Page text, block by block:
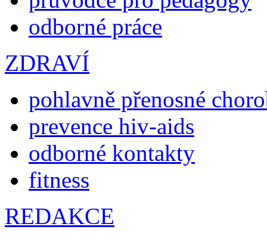
odborné práce
ZDRAVÍ
pohlavně přenosné
prevence hiv-aids
odborné kontakty
fitness
REDAKCE